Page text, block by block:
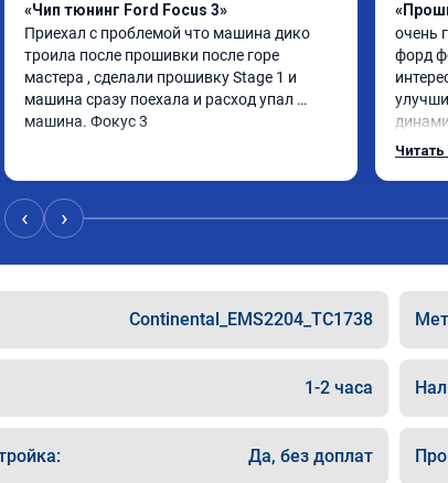
«Чип тюнинг Ford Focus 3»
Приехал с проблемой что машина дико
троила после прошивки после горе
мастера , сделали прошивку Stage 1 и
машина сразу поехала и расход упал
машина. Фокус 3
очень
форд
‹ ›
Continental_EMS2204_TC1738
1-2 часа
Да, без доплат